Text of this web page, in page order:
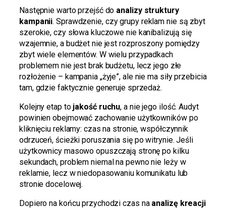
Następnie warto przejść do analizy struktury
kampanii. Sprawdzenie, czy grupy reklam nie są zbyt
szerokie, czy słowa kluczowe nie kanibalizują się
wzajemnie, a budżet nie jest rozproszony pomiędzy
zbyt wiele elementów. W wielu przypadkach
problemem nie jest brak budżetu, lecz jego złe
rozłożenie – kampania „żyje”, ale nie ma siły przebicia
tam, gdzie faktycznie generuje sprzedaż.
Kolejny etap to jakość ruchu, a nie jego ilość. Audyt
powinien obejmować zachowanie użytkowników po
kliknięciu reklamy: czas na stronie, współczynnik
odrzuceń, ścieżki poruszania się po witrynie. Jeśli
użytkownicy masowo opuszczają stronę po kilku
sekundach, problem niemal na pewno nie leży w
reklamie, lecz w niedopasowaniu komunikatu lub
stronie docelowej.
Dopiero na końcu przychodzi czas na analizę kreacji